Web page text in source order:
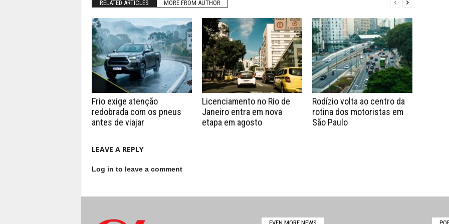
RELATED ARTICLES MORE FROM AUTHOR
Frio exige atenção
redobrada com os pneus
antes de viajar
Licenciamento no Rio de
Janeiro entra em nova
etapa em agosto
Rodízio volta ao centro da
rotina dos motoristas em
São Paulo
LEAVE A REPLY
Log in to leave a comment